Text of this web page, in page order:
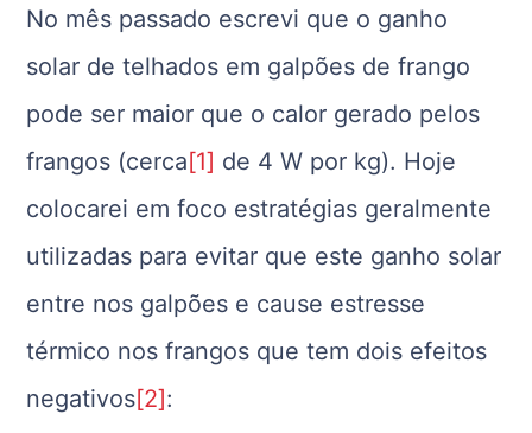
No mês passado escrevi que o ganho
solar de telhados em galpões de frango
pode ser maior que o calor gerado pelos
frangos (cerca[1] de 4 W por kg). Hoje
colocarei em foco estratégias geralmente
utilizadas para evitar que este ganho solar
entre nos galpões e cause estresse
térmico nos frangos que tem dois efeitos
negativos[2]: